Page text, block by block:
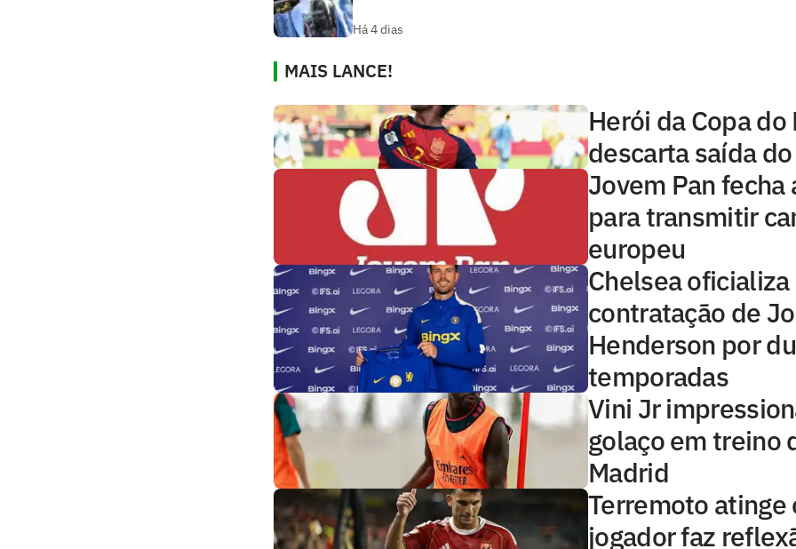
Há 4 dias
MAIS LANCE!
Herói da Copa
descarta saída
Jovem Pan fecha
para transmitir
europeu
Chelsea oficializa
contratação de
Henderson por
temporadas
Vini Jr
golaço em treino
Madrid
Terremoto atinge
jogador faz